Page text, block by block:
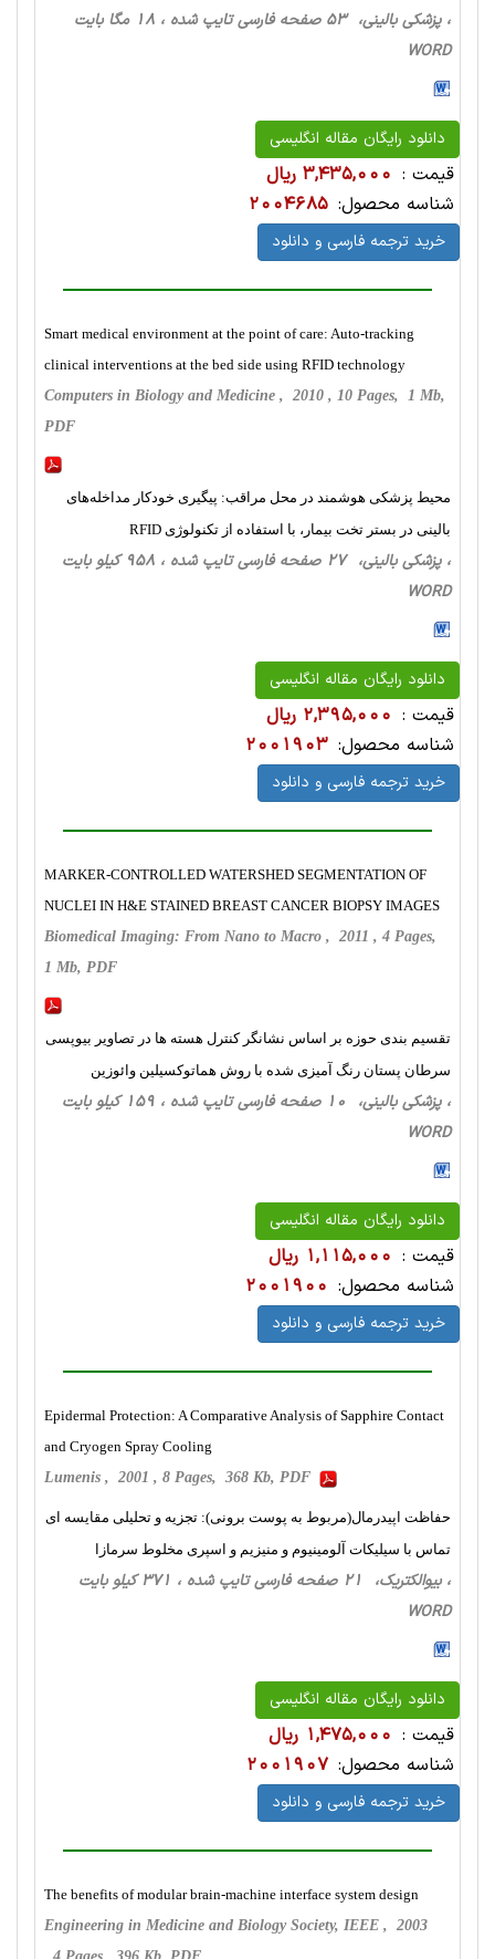
، پزشکی بالینی، 53 صفحه فارسی تایپ شده ، 18 مگا بایت
WORD
دانلود رایگان مقاله انگلیسی
قیمت : 3,435,000 ریال
شناسه محصول: 2004685
خرید ترجمه فارسی و دانلود
Smart medical environment at the point of care: Auto-tracking
clinical interventions at the bed side using RFID technology
Computers in Biology and Medicine , 2010 , 10 Pages, 1 Mb,
PDF
محیط پزشکی هوشمند در محل مراقب: پیگیری خودکار مداخله‌های
بالینی در بستر تخت بیمار، با استفاده از تکنولوژی RFID
، پزشکی بالینی، 27 صفحه فارسی تایپ شده ، 958 کیلو بایت
WORD
دانلود رایگان مقاله انگلیسی
قیمت : 2,395,000 ریال
شناسه محصول: 2001903
خرید ترجمه فارسی و دانلود
MARKER-CONTROLLED WATERSHED SEGMENTATION OF
NUCLEI IN H&E STAINED BREAST CANCER BIOPSY IMAGES
Biomedical Imaging: From Nano to Macro , 2011 , 4 Pages,
1 Mb, PDF
تقسیم بندی حوزه بر اساس نشانگر کنترل هسته ها در تصاویر بیوپسی
سرطان پستان رنگ آمیزی شده با روش هماتوکسیلین وائوزین
، پزشکی بالینی، 10 صفحه فارسی تایپ شده ، 159 کیلو بایت
WORD
دانلود رایگان مقاله انگلیسی
قیمت : 1,115,000 ریال
شناسه محصول: 2001900
خرید ترجمه فارسی و دانلود
Epidermal Protection: A Comparative Analysis of Sapphire Contact
and Cryogen Spray Cooling
Lumenis , 2001 , 8 Pages, 368 Kb, PDF
حفاظت اپیدرمال(مربوط به پوست برونى): تجزیه و تحلیلی مقایسه ای
تماس با سيليکات آلومينيوم و منيزيم و اسپری مخلوط سرمازا
، بیوالکتریک، 21 صفحه فارسی تایپ شده ، 371 کیلو بایت
WORD
دانلود رایگان مقاله انگلیسی
قیمت : 1,475,000 ریال
شناسه محصول: 2001907
خرید ترجمه فارسی و دانلود
The benefits of modular brain-machine interface system design
Engineering in Medicine and Biology Society, IEEE , 2003